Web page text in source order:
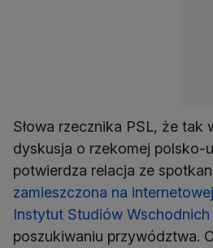
Słowa rzecznika PSL, że tak
dyskusja o rzekomej polsko-
potwierdza relacja ze
zamieszczona na
Instytut Studiów Wschodnich
poszukiwaniu przywództwa.